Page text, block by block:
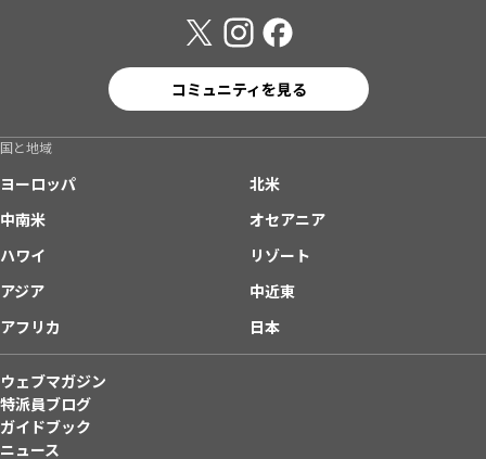
コミュニティを見る
国と地域
ヨーロッパ
北米
中南米
オセアニア
ハワイ
リゾート
アジア
中近東
アフリカ
日本
ウェブマガジン
特派員ブログ
ガイドブック
ニュース